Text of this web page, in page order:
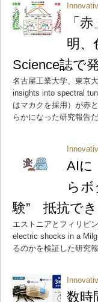
「
明
Science誌で
名古屋工業大学、東京
insights into spectral
はマカクを採用）が赤
らかになった研究報告だ
AIに
ら
験” 抵抗で
エストニアとフィリピ
electric shocks in a
るのかを検証した研究報
数時